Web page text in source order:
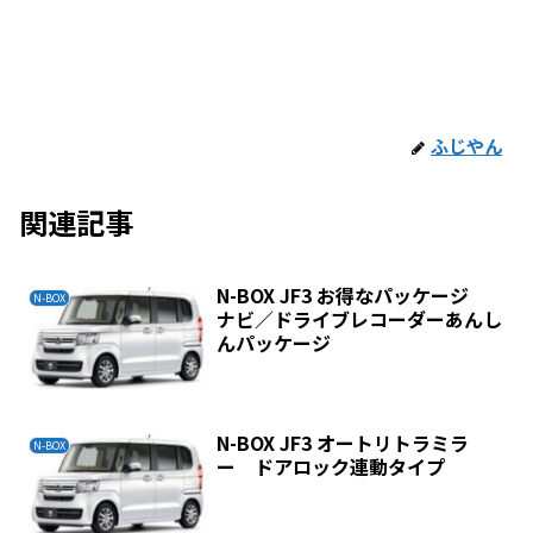
ふじやん
関連記事
N-BOX
N-BOX JF3 お得なパッケージ
ナビ／ドライブレコーダーあんし
んパッケージ
N-BOX
N-BOX JF3 オートリトラミラ
ー ドアロック連動タイプ